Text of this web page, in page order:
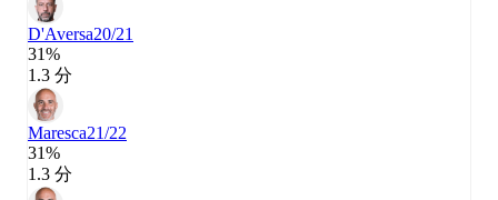
D'Aversa20/21
31%
1.3 分
Maresca21/22
31%
1.3 分